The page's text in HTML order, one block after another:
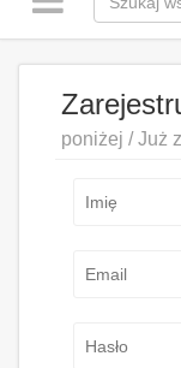
poniżej / Już